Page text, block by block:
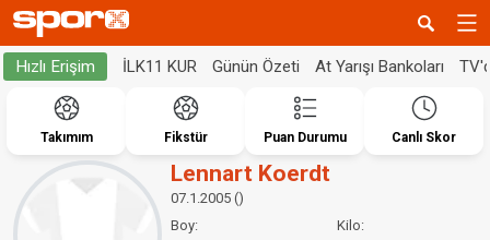
Hızlı Erişim İLK11 KUR Günün Özeti At Yarışı Bankoları
Takımım Fikstür Puan Durumu Canlı Skor
Lennart Koerdt
07.1.2005 ()
Boy:
Kilo: